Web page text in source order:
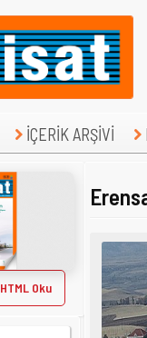
İÇERİK ARŞİVİ
HTML Oku